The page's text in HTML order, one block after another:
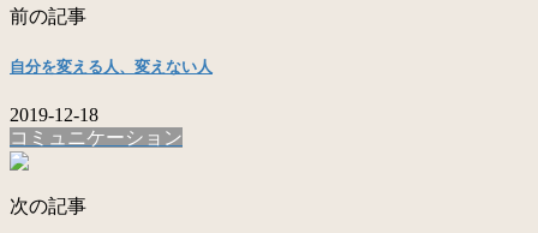
前の記事
自分を変える人、変えない人
2019-12-18
コミュニケーション
次の記事